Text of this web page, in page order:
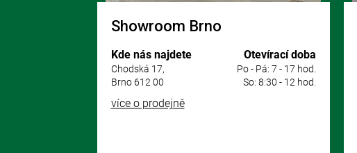
Showroom Brno
Kde nás najdete
Chodská 17,
Brno 612 00
Otevírací doba
Po - Pá: 7 - 17 hod.
So: 8:30 - 12 hod.
více o prodejně